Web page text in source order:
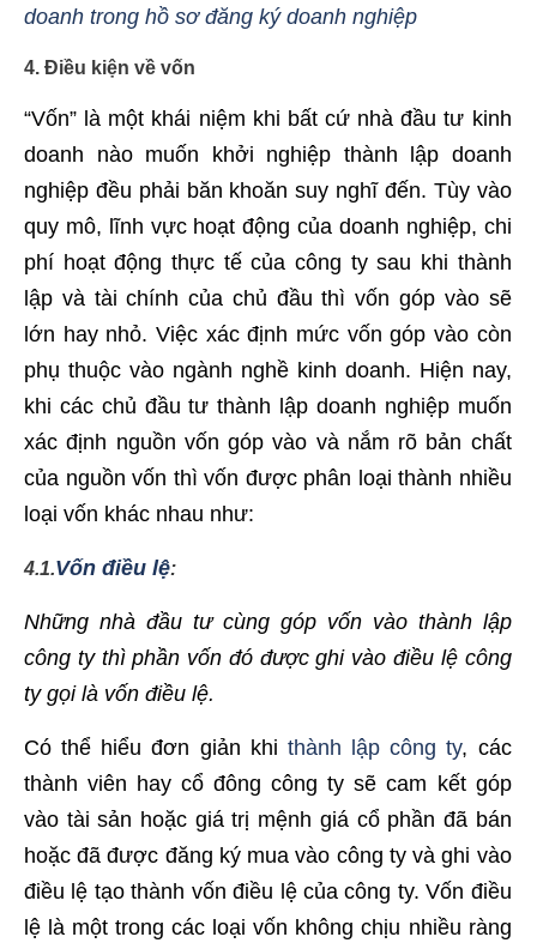
doanh trong hồ sơ đăng ký doanh nghiệp
4. Điều kiện về vốn
“Vốn” là một khái niệm khi bất cứ nhà đầu tư kinh
doanh nào muốn khởi nghiệp thành lập doanh
nghiệp đều phải băn khoăn suy nghĩ đến. Tùy vào
quy mô, lĩnh vực hoạt động của doanh nghiệp, chi
phí hoạt động thực tế của công ty sau khi thành
lập và tài chính của chủ đầu thì vốn góp vào sẽ
lớn hay nhỏ. Việc xác định mức vốn góp vào còn
phụ thuộc vào ngành nghề kinh doanh. Hiện nay,
khi các chủ đầu tư thành lập doanh nghiệp muốn
xác định nguồn vốn góp vào và nắm rõ bản chất
của nguồn vốn thì vốn được phân loại thành nhiều
loại vốn khác nhau như:
4.1.Vốn điều lệ:
Những nhà đầu tư cùng góp vốn vào thành lập
công ty thì phần vốn đó được ghi vào điều lệ công
ty gọi là vốn điều lệ.
Có thể hiểu đơn giản khi thành lập công ty, các
thành viên hay cổ đông công ty sẽ cam kết góp
vào tài sản hoặc giá trị mệnh giá cổ phần đã bán
hoặc đã được đăng ký mua vào công ty và ghi vào
điều lệ tạo thành vốn điều lệ của công ty. Vốn điều
lệ là một trong các loại vốn không chịu nhiều ràng